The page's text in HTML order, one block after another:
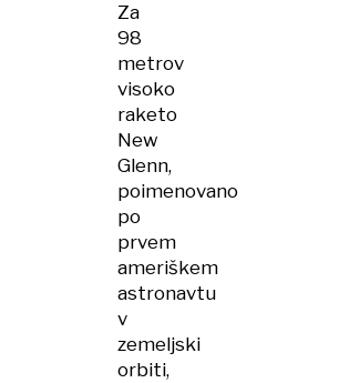
Za
98
metrov
visoko
raketo
New
Glenn,
poimenovano
po
prvem
ameriškem
astronavtu
v
zemeljski
orbiti,